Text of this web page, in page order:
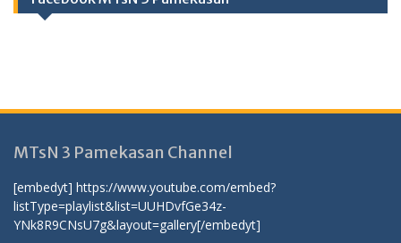
MTsN 3 Pamekasan Channel
[embedyt] https://www.youtube.com/embed?
listType=playlist&list=UUHDvfGe34z-
YNk8R9CNsU7g&layout=gallery[/embedyt]